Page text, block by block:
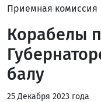
Приемная комиссия
Корабелы
балу
25 Декабря 2023 года